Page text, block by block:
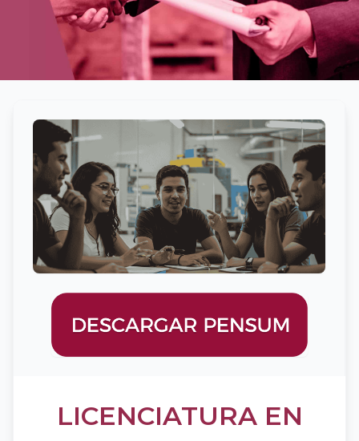
LICENCIATURA EN